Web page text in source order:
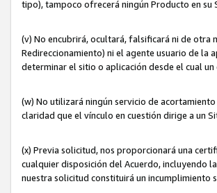
tipo), tampoco ofrecerá ningún Producto en
(v) No encubrirá, ocultará, falsificará ni de otra
Redireccionamiento) ni el agente usuario de la
determinar el sitio o aplicación desde el cual
(w) No utilizará ningún servicio de
claridad que el vínculo en cuestión dirige a un
(x) Previa solicitud, nos proporcionará una
cualquier disposición del Acuerdo, incluyendo
nuestra solicitud constituirá un incumplimiento